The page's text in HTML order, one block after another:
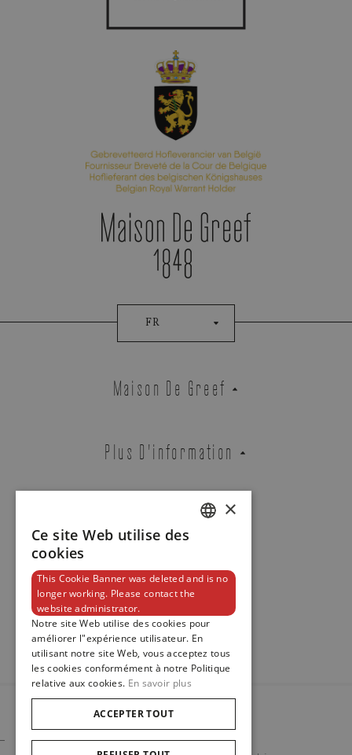
Prise De Rendez-Vous
D'UN DIAMANT TAILLE OVALE ET
DE DIAMANTS
Boutique Bruxelles Boutique Knokke
ADRESSE E-MAIL
TÉLÉPHONE
FR
Maison De Greef
Plus D'information
Newsletter
© 2023
Maison De Greef
×
Ce site Web utilise des
cookies
This Cookie Banner was deleted and is no
longer working. Please contact the
website administrator.
Notre site Web utilise des cookies pour
améliorer l"expérience utilisateur. En
utilisant notre site Web, vous acceptez tous
les cookies conformément à notre Politique
relative aux cookies. En savoir plus
ACCEPTER TOUT